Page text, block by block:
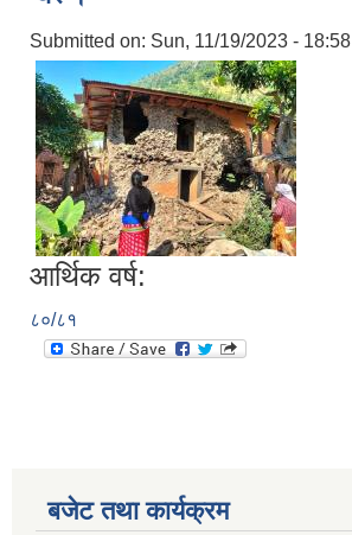
Submitted on: Sun, 11/19/2023 - 18:58
आर्थिक वर्ष:
८०/८१
बजेट तथा कार्यक्रम